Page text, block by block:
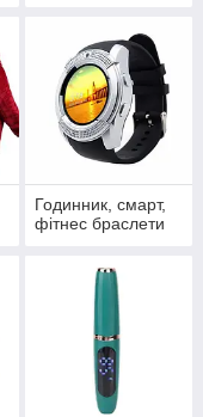
Годинник, смарт,
фітнес браслети